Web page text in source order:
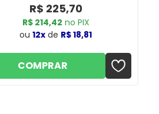
R$ 225,70
R$ 214,42 no PIX
ou 12x de R$ 18,81
COMPRAR